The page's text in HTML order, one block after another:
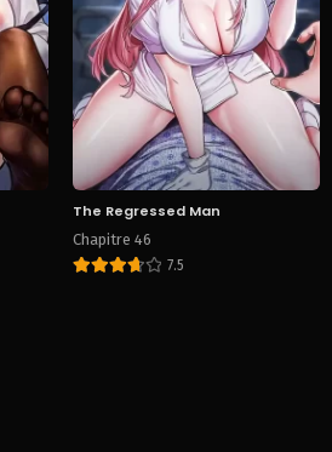
The Regressed Man
Chapitre 46
7.5